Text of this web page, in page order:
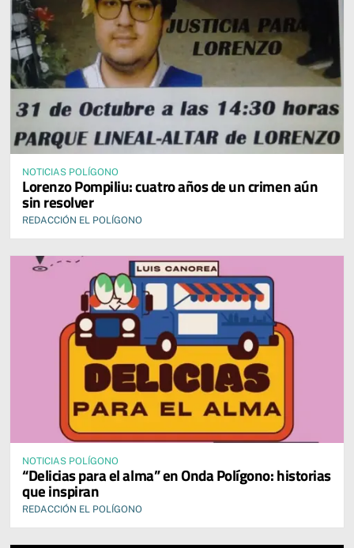
NOTICIAS POLÍGONO
Lorenzo Pompiliu: cuatro años de un crimen aún
sin resolver
REDACCIÓN EL POLÍGONO
NOTICIAS POLÍGONO
“Delicias para el alma” en Onda Polígono: historias
que inspiran
REDACCIÓN EL POLÍGONO